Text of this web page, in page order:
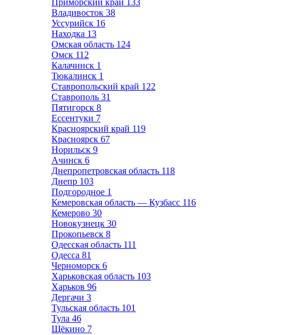
Приморский край 133
Владивосток 38
Уссурийск 16
Находка 13
Омская область 124
Омск 112
Калачинск 1
Тюкалинск 1
Ставропольский край 122
Ставрополь 31
Пятигорск 8
Ессентуки 7
Красноярский край 119
Красноярск 67
Норильск 9
Ачинск 6
Днепропетровская область 118
Днепр 103
Подгородное 1
Кемеровская область — Кузбасс 116
Кемерово 30
Новокузнецк 30
Прокопьевск 8
Одесская область 111
Одесса 81
Черноморск 6
Харьковская область 103
Харьков 96
Дергачи 3
Тульская область 101
Тула 46
Щёкино 7